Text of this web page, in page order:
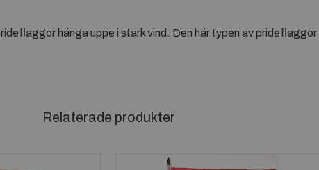
hänga uppe i stark vind. Den här typen av
Relaterade produkter